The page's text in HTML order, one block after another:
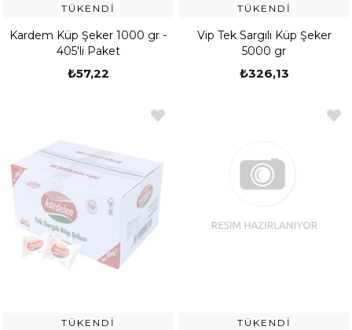
TÜKENDI
Kardem Küp Şeker 1000 gr -
405'li Paket
₺57,22
TÜKENDI
Vip Tek Sargılı Küp Şeker
5000 gr
₺326,13
TÜKENDI TÜKENDI